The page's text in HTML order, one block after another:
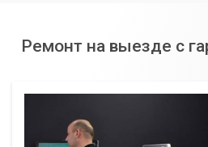
Ремонт на выезде с